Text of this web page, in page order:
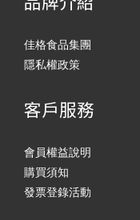
佳格食品集團
隱私權政策
客戶服務
會員權益說明
購買須知
發票登錄活動